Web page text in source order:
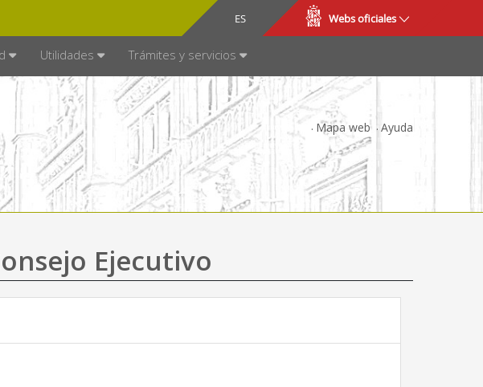
ES
CA Webs oficiales
Utilidades Trámites y servicios
Mapa web Ayuda
Ejecutivo